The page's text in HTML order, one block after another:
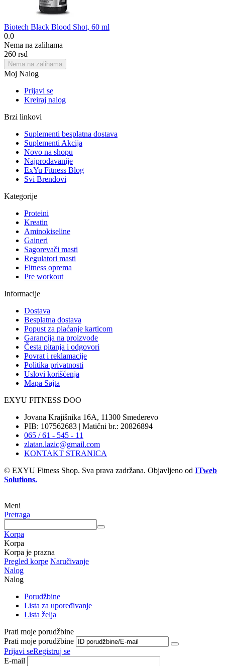
Biotech Black Blood Shot, 60 ml
0.0
Nema na zalihama
‍260‍ rsd
Nema na zalihama
Moj Nalog
Prijavi se
Kreiraj nalog
Brzi linkovi
Suplementi besplatna dostava
Suplementi Akcija
Novo na shopu
Najprodavanije
ExYu Fitness Blog
Svi Brendovi
Kategorije
Proteini
Kreatin
Aminokiseline
Gaineri
Sagorevači masti
Regulatori masti
Fitness oprema
Pre workout
Informacije
Dostava
Besplatna dostava
Popust za plaćanje karticom
Garancija na proizvode
Česta pitanja i odgovori
Povrat i reklamacije
Politika privatnosti
Uslovi korišćenja
Mapa Sajta
EXYU FITNESS DOO
Jovana Krajišnika 16A, 11300 Smederevo
PIB: 107562683 | Matični br.: 20826894
065 / 61 - 545 - 11
zlatan.lazic@gmail.com
KONTAKT STRANICA
© EXYU Fitness Shop. Sva prava zadržana. Objavljeno od ITweb
Solutions.
Meni
Pretraga
Korpa
Korpa
Korpa je prazna
Pregled korpe Naručivanje
Nalog
Nalog
Porudžbine
Lista za upoređivanje
Lista želja
Prati moje porudžbine
Prati moje porudžbine
Prijavi seRegistruj se
E-mail